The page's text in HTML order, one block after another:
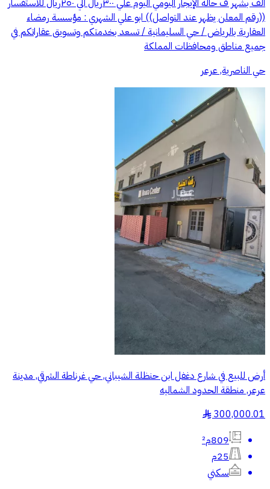
الف بشهر ف حاله الإيجار اليومي اليوم علي ٣٠٠ريال الي ٢٥٠ريال للاستفسار
((رقم المعلن يظهر عند التواصل)) ابو علي الشهري : مؤسسة رمضاء
العقارية بالرياض / حي السليمانية / تسعد بخدمتكم وتسويق عقاراتكم في
جميع مناطق ومحافظات المملكة
حي الناصرية, عرعر
أرض للبيع في شارع دغفل ابن حنظلة الشيباني, حي غرناطة الشرقي, مدينة
عرعر, منطقة الحدود الشماليه
300,000.01
§
809م²
25م
سكني